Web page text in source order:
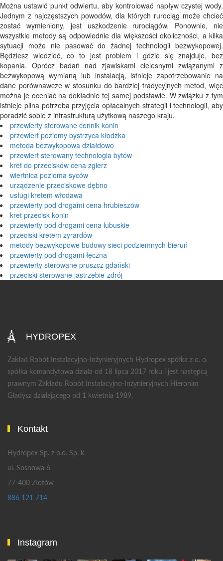
Można ustawić punkt odwiertu, aby kontrolować napływ czystej wody.
Jednym z najczęstszych powodów, dla których rurociąg może chcieć
zostać wymieniony, jest uszkodzenie rurociągów. Ponownie, nie
wszystkie metody są odpowiednie dla większości okoliczności, a kilka
sytuacji może nie pasować do żadnej technologii bezwykopowej.
Będziesz wiedzieć, co to jest problem i gdzie się znajduje, bez
kopania. Oprócz badań nad zjawiskami cielesnymi związanymi z
bezwykopową wymianą lub instalacją, istnieje zapotrzebowanie na
dane porównawcze w stosunku do bardziej tradycyjnych metod, więc
można je oceniać na dokładnie tej samej podstawie. W związku z tym
istnieje pilna potrzeba przyjęcia opłacalnych strategii i technologii, aby
poradzić sobie z infrastrukturą użytkową naszego kraju.
przewierty sterowane cennik konin
przewiert poziomy bystrzyca kłodzka
metoda bezwykopowa działdowo
przewiert sterowany technologia bytów
kret do przecisków cena zgierz
wiertnica pozioma syców
urządzenie przeciskowe dębno
usługi kretem włodawa
przewierty pod drogami cena hrubieszów
kret przecisk konin
przewierty pod drogami cena lubuskie
przeciski kretem żyrardów
metody bezwykopowe budowy sieci podziemnych bieruń
przewierty pod drogami łęczna
przewierty sterowane pruszcz gdański
przeciski sterowane jastrzębie-zdrój
HYDROPEX
Zakład Robót Instalacyjno-Inżynieryjnych Hydropex spółka z o. o.
spółka komandytowa działa od 18 lipca 2017 roku i jest następcą
prawnym Zakładu Robót Instalacyjno-Inżynieryjnych Hieronim
Gładysz działającego od 1 kwietnia 1989.
Kontakt
Hydropex Sp. z o.o. Sp. k.
ul. Sosnowa 6
77-400 Złotów
886 121 714
Instagram